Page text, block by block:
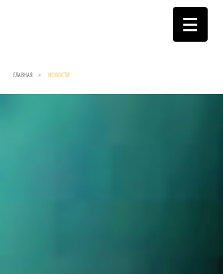
ГЛАВНАЯ > НОВОСТИ